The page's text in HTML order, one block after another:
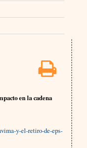
en la cadena
y-el-retiro-de-eps-